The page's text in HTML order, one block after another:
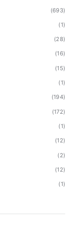
(693)
(1)
(28)
(16)
(15)
(1)
(194)
(172)
(1)
(12)
(2)
(12)
(1)